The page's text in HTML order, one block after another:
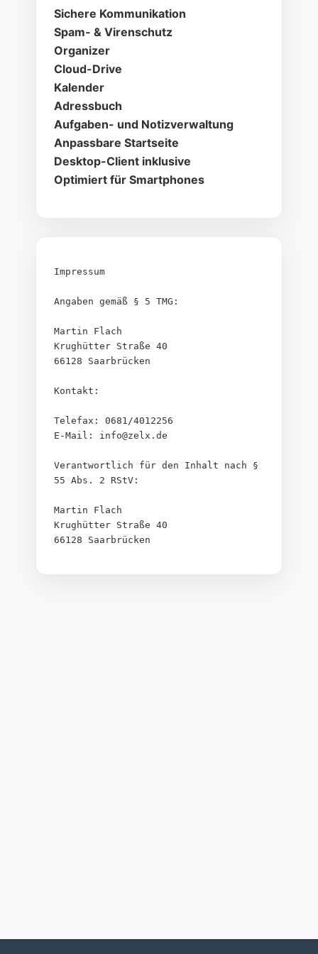
Sichere Kommunikation
Spam- & Virenschutz
Organizer
Cloud-Drive
Kalender
Adressbuch
Aufgaben- und Notizverwaltung
Anpassbare Startseite
Desktop-Client inklusive
Optimiert für Smartphones
Impressum
Angaben gemäß § 5 TMG:
Martin Flach
Krughütter Straße 40
66128 Saarbrücken
Kontakt:
Telefax: 0681/4012256
E-Mail: info@zelx.de
Verantwortlich für den Inhalt nach §
55 Abs. 2 RStV:
Martin Flach
Krughütter Straße 40
66128 Saarbrücken